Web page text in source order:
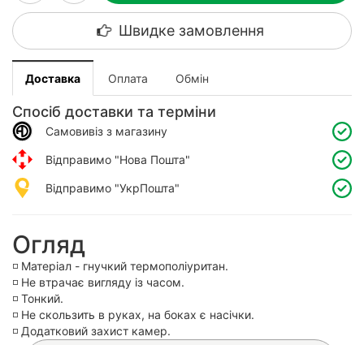
Швидке замовлення
Доставка Оплата Обмін
Спосіб доставки та терміни
Самовивіз з магазину
Відправимо "Нова Пошта"
Відправимо "УкрПошта"
Огляд
◽️ Матеріал - гнучкий термополіуритан.
◽️ Не втрачає вигляду із часом.
◽️ Тонкий.
◽️ Не скользить в руках, на боках є насічки.
◽️ Додатковий захист камер.